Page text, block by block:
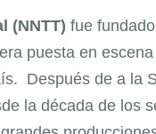
(NNTT) fue
puesta en
Después de a la
la década de los